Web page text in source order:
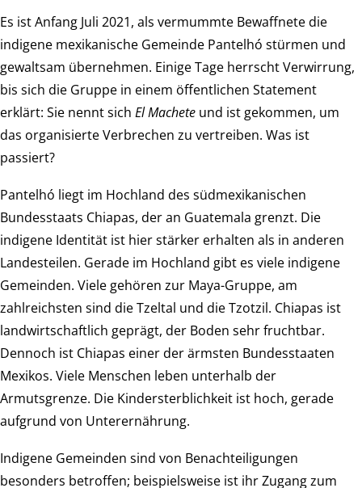
Es ist Anfang Juli 2021, als vermummte Bewaffnete die
indigene mexikanische Gemeinde Pantelhó stürmen und
gewaltsam übernehmen. Einige Tage herrscht Verwirrung,
bis sich die Gruppe in einem öffentlichen Statement
erklärt: Sie nennt sich El Machete und ist gekommen, um
das organisierte Verbrechen zu vertreiben. Was ist
passiert?
Pantelhó liegt im Hochland des südmexikanischen
Bundesstaats Chiapas, der an Guatemala grenzt. Die
indigene Identität ist hier stärker erhalten als in anderen
Landesteilen. Gerade im Hochland gibt es viele indigene
Gemeinden. Viele gehören zur Maya-Gruppe, am
zahlreichsten sind die Tzeltal und die Tzotzil. Chiapas ist
landwirtschaftlich geprägt, der Boden sehr fruchtbar.
Dennoch ist Chiapas einer der ärmsten Bundesstaaten
Mexikos. Viele Menschen leben unterhalb der
Armutsgrenze. Die Kindersterblichkeit ist hoch, gerade
aufgrund von Unterernährung.
Indigene Gemeinden sind von Benachteiligungen
besonders betroffen; beispielsweise ist ihr Zugang zum